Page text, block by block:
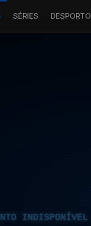
SÉRIES DESPORTO
INDISPONÍVEL